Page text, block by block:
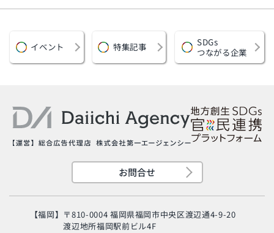
イベント 特集記事
SDGs
つながる企業
お問合せ
【福岡】 〒810-0004 福岡県福岡市中央区渡辺通4-9-20
渡辺地所福岡駅前ビル4F